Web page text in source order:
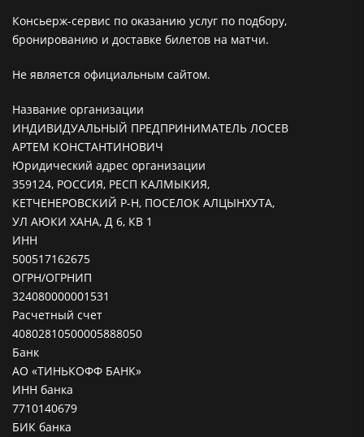
Консьерж-сервис по оказанию услуг по подбору,
бронированию и доставке билетов на матчи.
Не является официальным сайтом.
Название организации
ИНДИВИДУАЛЬНЫЙ ПРЕДПРИНИМАТЕЛЬ ЛОСЕВ
АРТЕМ КОНСТАНТИНОВИЧ
Юридический адрес организации
359124, РОССИЯ, РЕСП КАЛМЫКИЯ,
КЕТЧЕНЕРОВСКИЙ Р-Н, ПОСЕЛОК АЛЦЫНХУТА,
УЛ АЮКИ ХАНА, Д 6, КВ 1
ИНН
500517162675
ОГРН/ОГРНИП
324080000001531
Расчетный счет
40802810500005888050
Банк
АО «ТИНЬКОФФ БАНК»
ИНН банка
7710140679
БИК банка